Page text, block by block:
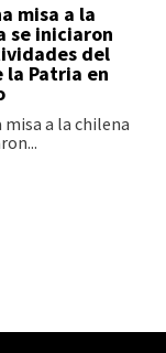
misa a la
se iniciaron
del
la Patria en
misa a la chilena